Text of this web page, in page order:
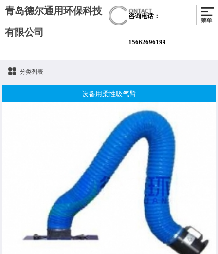
青岛德尔通用环保科技
有限公司
咨询电话：
15662696199
分类列表
设备用柔性吸气臂